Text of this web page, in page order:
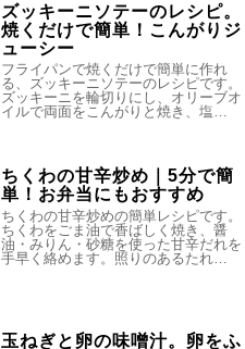
ズッキーニソテーのレシピ。
焼くだけで簡単！こんがりジ
ューシー
フライパンで焼くだけで簡単に作れ
る、ズッキーニソテーのレシピです。
ズッキーニを輪切りにし、オリーブオ
イルで両面をこんがりと焼き、塩…
ちくわの甘辛炒め｜5分で簡
単！お弁当にもおすすめ
ちくわの甘辛炒めの簡単レシピです。
ちくわをごま油で香ばしく焼き、醤
油・みりん・砂糖を使った甘辛だれを
手早く絡めます。照りのあるたれ…
玉ねぎと卵の味噌汁。卵をふ